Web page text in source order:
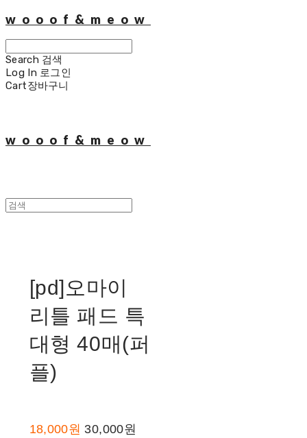
wooof&meow
Search 검색
Log In 로그인
Cart장바구니
wooof&meow
[pd]오마이
리틀 패드 특
대형 40매(퍼
플)
18,000원 30,000원